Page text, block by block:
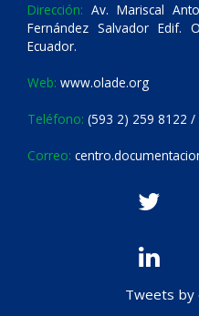
Dirección: Av. Mariscal
Fernández Salvador
Ecuador.
Web: www.olade.org
Teléfono: (593 2) 259 8122 /
Correo:
Tweets by